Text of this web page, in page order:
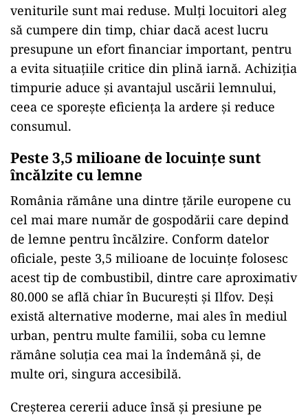
veniturile sunt mai reduse. Mulți locuitori aleg
să cumpere din timp, chiar dacă acest lucru
presupune un efort financiar important, pentru
a evita situațiile critice din plină iarnă. Achiziția
timpurie aduce și avantajul uscării lemnului,
ceea ce sporește eficiența la ardere și reduce
consumul.
Peste 3,5 milioane de locuințe sunt
încălzite cu lemne
România rămâne una dintre țările europene cu
cel mai mare număr de gospodării care depind
de lemne pentru încălzire. Conform datelor
oficiale, peste 3,5 milioane de locuințe folosesc
acest tip de combustibil, dintre care aproximativ
80.000 se află chiar în București și Ilfov. Deși
există alternative moderne, mai ales în mediul
urban, pentru multe familii, soba cu lemne
rămâne soluția cea mai la îndemână și, de
multe ori, singura accesibilă.
Creșterea cererii aduce însă și presiune pe